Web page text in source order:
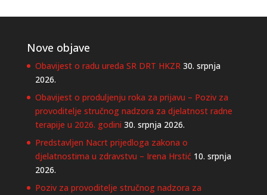
Nove objave
Obavijest o radu ureda SR DRT HKZR 30. srpnja
2026.
Obavijest o produljenju roka za prijavu – Poziv za
provoditelje stručnog nadzora za djelatnost radne
terapije u 2026. godini 30. srpnja 2026.
Predstavljen Nacrt prijedloga zakona o
djelatnostima u zdravstvu – Irena Hrstić 10. srpnja
2026.
Poziv za provoditelje stručnog nadzora za